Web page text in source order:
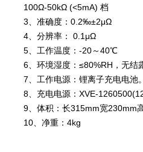
100Ω-50kΩ (<5mA) 档
3、准确度：0.2‰±2μΩ
4、分辨率： 0.1μΩ
5、工作温度：-20～40℃
6、环境湿度：≤80%RH，无结
7、工作电源：锂离子充电电池
8、充电电源：XVE-
9、体积：长315mm宽230mm
10、净重：4kg